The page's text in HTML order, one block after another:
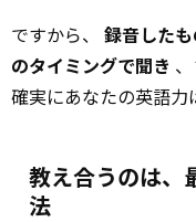
ですから、 録音した
のタイミングで聞き
確実にあなたの英語力
教え合うのは、
法